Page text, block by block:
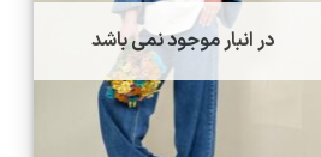
در انبار موجود نمی باشد